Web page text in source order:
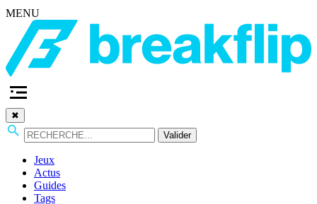
MENU
✖
Valider
Jeux
Actus
Guides
Tags